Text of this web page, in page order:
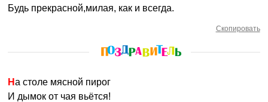
Будь прекрасной,милая, как и всегда.
Скопировать
На столе мясной пирог
И дымок от чая вьётся!